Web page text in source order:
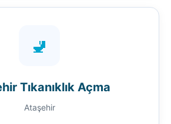
🚽
Tıkanıklık Açma
Ataşehir